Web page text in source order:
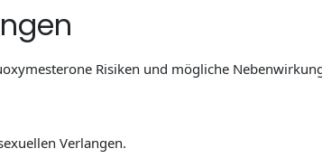
Risiken und mögliche
Verlangen.